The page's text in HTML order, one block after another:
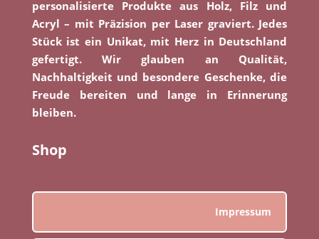
personalisierte Produkte aus Holz, Filz und
Acryl – mit Präzision per Laser graviert. Jedes
Stück ist ein Unikat, mit Herz in Deutschland
gefertigt. Wir glauben an Qualität,
Nachhaltigkeit und besondere Geschenke, die
Freude bereiten und lange in Erinnerung
bleiben.
Shop
Impressum